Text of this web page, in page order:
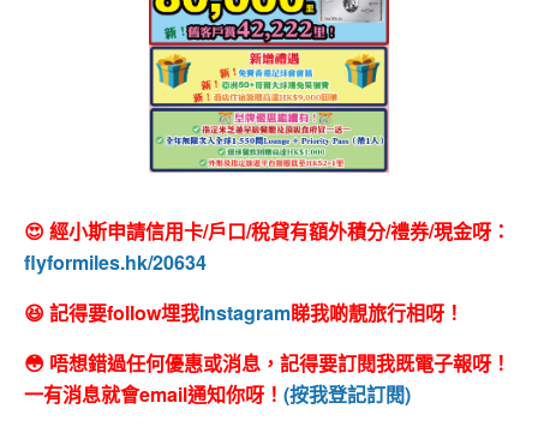
😍 經小斯申請信用卡/戶口/稅貸有額外積分/禮券/現金呀：
flyformiles.hk/20634
😆 記得要follow埋我Instagram睇我啲靚旅行相呀！
😳 唔想錯過任何優惠或消息，記得要訂閱我既電子報呀！
一有消息就會email通知你呀！ (按我登記訂閱)